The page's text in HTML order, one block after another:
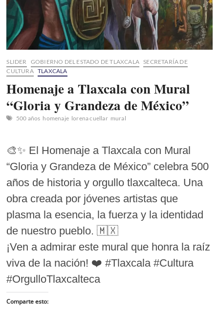
Identidad
la
Literatura
en
LXV
Aniversario
SLIDER GOBIERNO DEL ESTADO DE TLAXCALA SECRETARÍA DE
CULTURA TLAXCALA
Homenaje a Tlaxcala con Mural
“Gloria y Grandeza de México”
500 años homenaje lorena cuellar mural
🎨✨ El Homenaje a Tlaxcala con Mural
“Gloria y Grandeza de México” celebra 500
años de historia y orgullo tlaxcalteca. Una
obra creada por jóvenes artistas que
plasma la esencia, la fuerza y la identidad
de nuestro pueblo. 🇲🇽
¡Ven a admirar este mural que honra la raíz
viva de la nación! ❤️ #Tlaxcala #Cultura
#OrgulloTlaxcalteca
Comparte esto: